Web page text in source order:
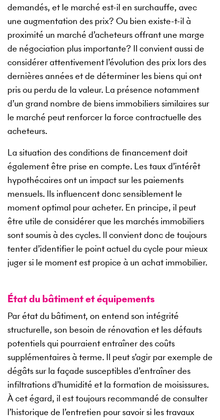
demandés, et le marché est-il en surchauffe, avec
une augmentation des prix? Ou bien existe-t-il à
proximité un marché d’acheteurs offrant une marge
de négociation plus importante? Il convient aussi de
considérer attentivement l’évolution des prix lors des
dernières années et de déterminer les biens qui ont
pris ou perdu de la valeur. La présence notamment
d’un grand nombre de biens immobiliers similaires sur
le marché peut renforcer la force contractuelle des
acheteurs.
La situation des conditions de financement doit
également être prise en compte. Les taux d’intérêt
hypothécaires ont un impact sur les paiements
mensuels. Ils influencent donc sensiblement le
moment optimal pour acheter. En principe, il peut
être utile de considérer que les marchés immobiliers
sont soumis à des cycles. Il convient donc de toujours
tenter d’identifier le point actuel du cycle pour mieux
juger si le moment est propice à un achat immobilier.
État du bâtiment et équipements
Par état du bâtiment, on entend son intégrité
structurelle, son besoin de rénovation et les défauts
potentiels qui pourraient entraîner des coûts
supplémentaires à terme. Il peut s’agir par exemple de
dégâts sur la façade susceptibles d’entraîner des
infiltrations d’humidité et la formation de moisissures.
À cet égard, il est toujours recommandé de consulter
l’historique de l’entretien pour savoir si les travaux